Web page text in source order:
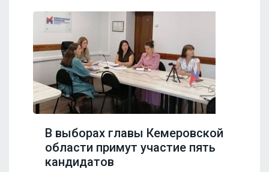
В выборах главы Кемеровской
области примут участие пять
кандидатов